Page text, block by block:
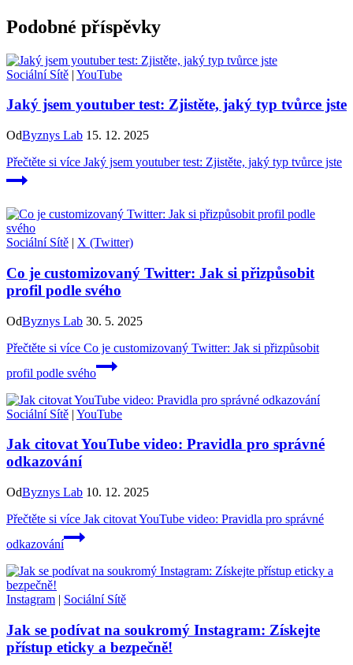
Podobné příspěvky
Sociální Sítě | YouTube
Jaký jsem youtuber test: Zjistěte, jaký typ tvůrce jste
OdByznys Lab 15. 12. 2025
Přečtěte si více Jaký jsem youtuber test: Zjistěte, jaký typ tvůrce jste
Sociální Sítě | X (Twitter)
Co je customizovaný Twitter: Jak si přizpůsobit
profil podle svého
OdByznys Lab 30. 5. 2025
Přečtěte si více Co je customizovaný Twitter: Jak si přizpůsobit
profil podle svého
Sociální Sítě | YouTube
Jak citovat YouTube video: Pravidla pro správné
odkazování
OdByznys Lab 10. 12. 2025
Přečtěte si více Jak citovat YouTube video: Pravidla pro správné
odkazování
Instagram | Sociální Sítě
Jak se podívat na soukromý Instagram: Získejte
přístup eticky a bezpečně!